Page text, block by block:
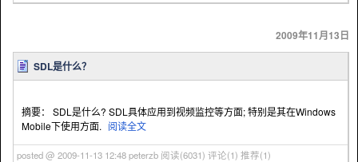
2009年11月13日
SDL是什么？
摘要： SDL是什么? SDL具体应用到视频监控等方面; 特别是其在Windows
Mobile下使用方面. 阅读全文
posted @ 2009-11-13 12:48 peterzb 阅读(6031) 评论(1) 推荐(1)